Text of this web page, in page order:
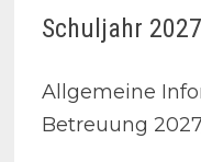
Schuljahr
Allgemeine
Betreuung